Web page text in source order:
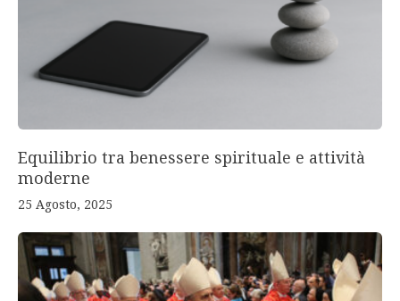
Equilibrio tra benessere spirituale e attività
moderne
25 Agosto, 2025